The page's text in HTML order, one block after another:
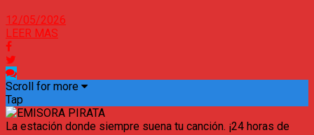
12/05/2026
LEER MAS
Scroll for more
Tap
La estación donde siempre suena tu canción. ¡24 horas de